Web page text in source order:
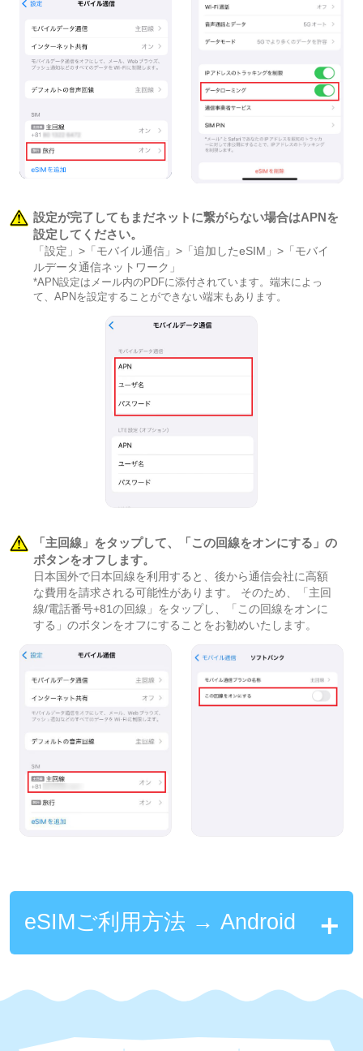
設定が完了してもまだネットに繋がらない場合はAPNを
設定してください。
「設定」>「モバイル通信」>「追加したeSIM」>「モバイ
ルデータ通信ネットワーク」
*APN設定はメール内のPDFに添付されています。端末によっ
て、APNを設定することができない端末もあります。
「主回線」をタップして、「この回線をオンにする」の
ボタンをオフします。
日本国外で日本回線を利用すると、後から通信会社に高額
な費用を請求される可能性があります。 そのため、「主回
線/電話番号+81の回線」をタップし、「この回線をオンに
する」のボタンをオフにすることをお勧めいたします。
eSIMご利用方法 → Android